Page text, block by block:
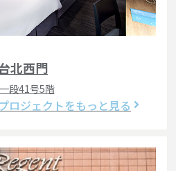
北西門
段41号5階
ロジェクトをもっと見る